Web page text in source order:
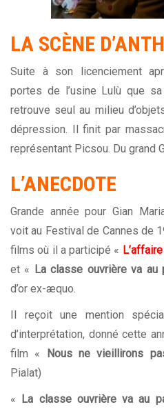
LA SCÈNE
Suite à son licenciement
portes de l’usine Lulù que
retrouve seul au milieu
dépression. Il finit par
représentant Picsou. Du grand
L’ANECDOTE
Grande année pour Gian
voit au Festival de Cannes de
films où il a participé «
et « La classe ouvrière va au
d’or ex-æquo.
Il reçoit une mention
d’interprétation, donné cette
film «
Nous ne vieillirons
Pialat)
«
La classe ouvrière va au